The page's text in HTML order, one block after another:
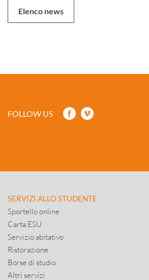
Elenco news
FOLLOW US
SERVIZI ALLO STUDENTE
Sportello online
Carta ESU
Servizio abitativo
Ristorazione
Borse di studio
Altri servizi